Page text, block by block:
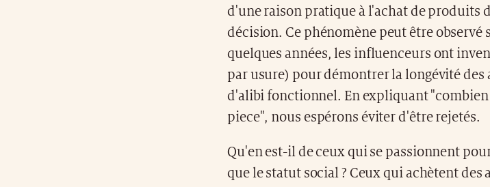
d'une raison pratique à l'achat de produits
décision. Ce phénomène peut être observé
quelques années, les influenceurs ont
par usure) pour démontrer la longévité
d'alibi fonctionnel. En expliquant
piece", nous espérons éviter d'être rejetés.
Qu'en est-il de ceux qui se passionnent
que le statut social ? Ceux qui achètent